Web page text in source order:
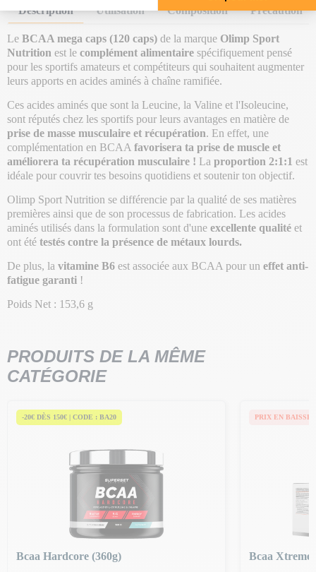
Description Utilisation Composition Précaution
Le BCAA mega caps (120 caps) de la marque Olimp Sport
Nutrition est le complément alimentaire spécifiquement pensé
pour les sportifs amateurs et compétiteurs qui souhaitent augmenter
leurs apports en acides aminés à chaîne ramifiée.
Ces acides aminés que sont la Leucine, la Valine et l'Isoleucine,
sont réputés chez les sportifs pour leurs avantages en matière de
prise de masse musculaire et récupération. En effet, une
complémentation en BCAA favorisera ta prise de muscle et
améliorera ta récupération musculaire ! La proportion 2:1:1 est
idéale pour couvrir tes besoins quotidiens et soutenir ton objectif.
Olimp Sport Nutrition se différencie par la qualité de ses matières
premières ainsi que de son processus de fabrication. Les acides
aminés utilisés dans la formulation sont d'une excellente qualité et
ont été testés contre la présence de métaux lourds.
De plus, la vitamine B6 est associée aux BCAA pour un effet anti-
fatigue garanti !
Poids Net : 153,6 g
PRODUITS DE LA MÊME
CATÉGORIE
-20€ DÈS 150€ | CODE : BA20
Bcaa Hardcore (360g)
PRIX EN BAISSE
Bcaa Xtreme